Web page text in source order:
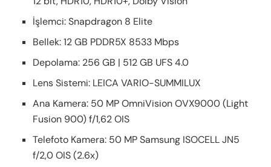
İşlemci: Snapdragon 8 Elite
Bellek: 12 GB PDDR5X 8533 Mbps
Depolama: 256 GB | 512 GB UFS 4.0
Lens Sistemi: LEICA VARIO-SUMMILUX
Ana Kamera: 50 MP OmniVision OVX9000 (Light
Fusion 900) f/1,62 OIS
Telefoto Kamera: 50 MP Samsung ISOCELL JN5
f/2,0 OIS (2.6x)